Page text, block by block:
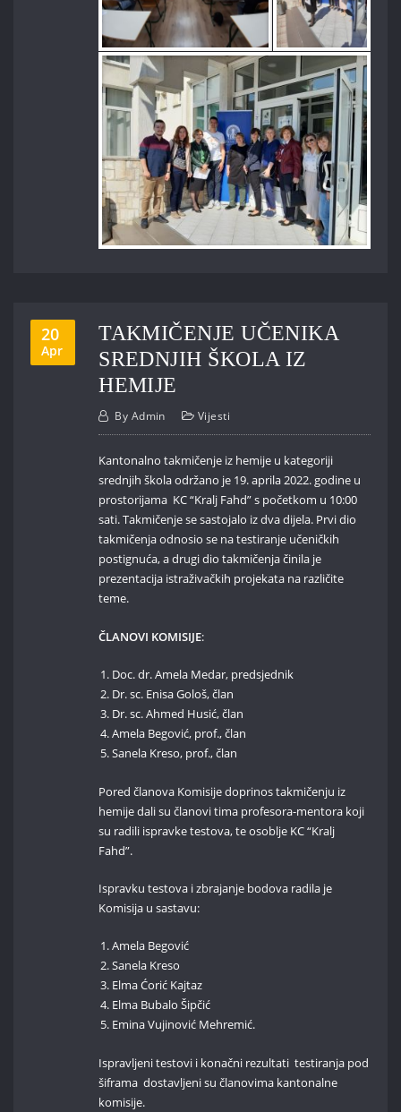
20
Apr
TAKMIČENJE UČENIKA
SREDNJIH ŠKOLA IZ
HEMIJE
By Admin Vijesti
Kantonalno takmičenje iz hemije u kategoriji
srednjih škola održano je 19. aprila 2022. godine u
prostorijama KC “Kralj Fahd” s početkom u 10:00
sati. Takmičenje se sastojalo iz dva dijela. Prvi dio
takmičenja odnosio se na testiranje učeničkih
postignuća, a drugi dio takmičenja činila je
prezentacija istraživačkih projekata na različite
teme.
ČLANOVI KOMISIJE:
Doc. dr. Amela Medar, predsjednik
Dr. sc. Enisa Gološ, član
Dr. sc. Ahmed Husić, član
Amela Begović, prof., član
Sanela Kreso, prof., član
Pored članova Komisije doprinos takmičenju iz
hemije dali su članovi tima profesora-mentora koji
su radili ispravke testova, te osoblje KC “Kralj
Fahd”.
Ispravku testova i zbrajanje bodova radila je
Komisija u sastavu:
Amela Begović
Sanela Kreso
Elma Ćorić Kajtaz
Elma Bubalo Šipčić
Emina Vujinović Mehremić.
Ispravljeni testovi i konačni rezultati testiranja pod
šiframa dostavljeni su članovima kantonalne
komisije.